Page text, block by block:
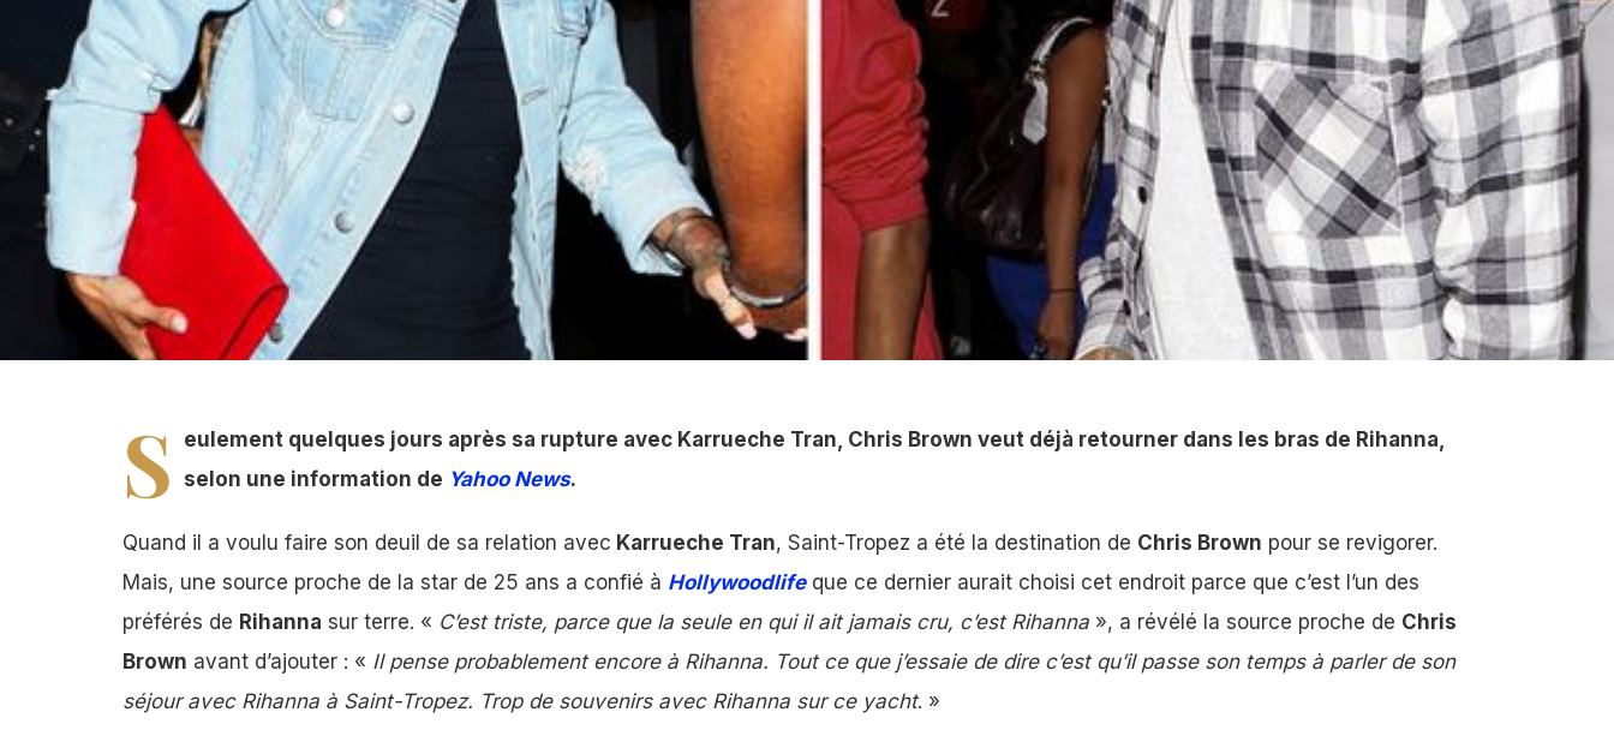
S
eulement quelques jours après sa rupture avec Karrueche Tran, Chris Brown veut déjà retourner dans les bras de Rihanna,
selon une information de Yahoo News.
Quand il a voulu faire son deuil de sa relation avec Karrueche Tran, Saint-Tropez a été la destination de Chris Brown pour se revigorer.
Mais, une source proche de la star de 25 ans a confié à Hollywoodlifeque ce dernier aurait choisi cet endroit parce que c’est l’un des
préférés de Rihanna sur terre. « C’est triste, parce que la seule en qui il ait jamais cru, c’est Rihanna », a révélé la source proche de Chris
Brown avant d’ajouter : « Il pense probablement encore à Rihanna. Tout ce que j’essaie de dire c’est qu’il passe son temps à parler de son
séjour avec Rihanna à Saint-Tropez. Trop de souvenirs avec Rihanna sur ce yacht. »